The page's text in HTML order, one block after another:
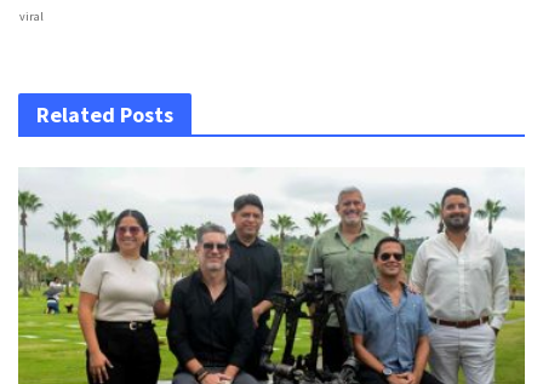
viral
Related Posts